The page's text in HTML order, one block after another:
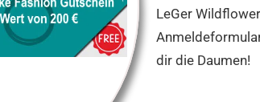
LeGer
dir die Daumen!